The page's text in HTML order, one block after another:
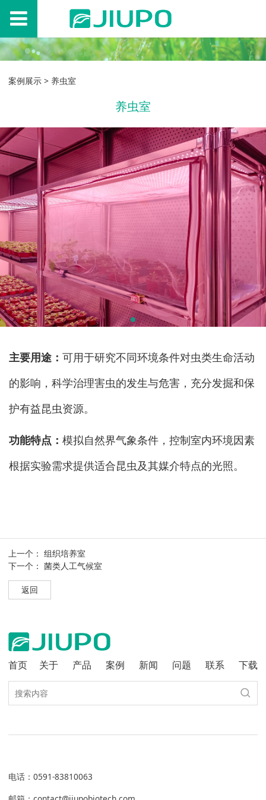
案例展示 > 养虫室
养虫室
主要用途：可用于研究不同环境条件对虫类生命活动
的影响，科学治理害虫的发生与危害，充分发掘和保
护有益昆虫资源。
功能特点：模拟自然界气象条件，控制室内环境因素
根据实验需求提供适合昆虫及其媒介特点的光照。
上一个： 组织培养室
下一个： 菌类人工气候室
返回
首页 关于 产品 案例 新闻 问题 联系 下载
电话： 0591-83810063